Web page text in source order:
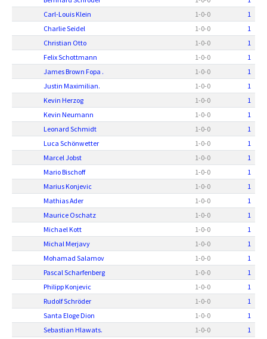
Carl-Louis Klein
1-0-0
1
Charlie Seidel
1-0-0
1
Christian Otto
1-0-0
1
Felix Schottmann
1-0-0
1
James Brown Fopa .
1-0-0
1
Justin Maximilian.
1-0-0
1
Kevin Herzog
1-0-0
1
Kevin Neumann
1-0-0
1
Leonard Schmidt
1-0-0
1
Luca Schönwetter
1-0-0
1
Marcel Jobst
1-0-0
1
Mario Bischoff
1-0-0
1
Marius Konjevic
1-0-0
1
Mathias Ader
1-0-0
1
Maurice Oschatz
1-0-0
1
Michael Kott
1-0-0
1
Michal Merjavy
1-0-0
1
Mohamad Salamov
1-0-0
1
Pascal Scharfenberg
1-0-0
1
Philipp Konjevic
1-0-0
1
Rudolf Schröder
1-0-0
1
Santa Eloge Dion
1-0-0
1
Sebastian Hlawats.
1-0-0
1